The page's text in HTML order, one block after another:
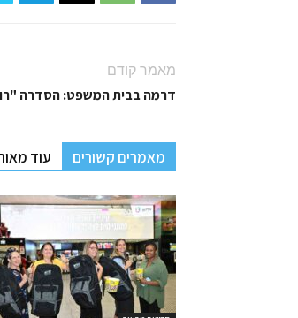
מאמר קודם
דרמה בבית המשפט: הסדרה
מאמרים קשורים עוד